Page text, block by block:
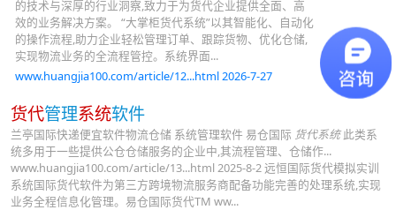
的技术与深厚的行业洞察,致力于为货代企业提供全面、高
效的业务解决方案。 “大掌柜货代系统”以其智能化、自动化
的操作流程,助力企业轻松管理订单、跟踪货物、优化仓储,
实现物流业务的全流程管控。系统界面...
www.huangjia100.com/article/12...html 2026-7-27
货代管理系统软件
兰亭国际快递便宜软件物流仓储 系统管理软件 易仓国际 货代系统此类系
统多用于一些提供公仓仓储服务的企业中,其流程管理、仓储作...
www.huangjia100.com/article/13...html 2025-8-2 远恒国际货代模拟实训
系统国际货代软件为第三方跨境物流服务商配备功能完善的处理系统,实现
业务全程信息化管理。易仓国际货代TM ww...